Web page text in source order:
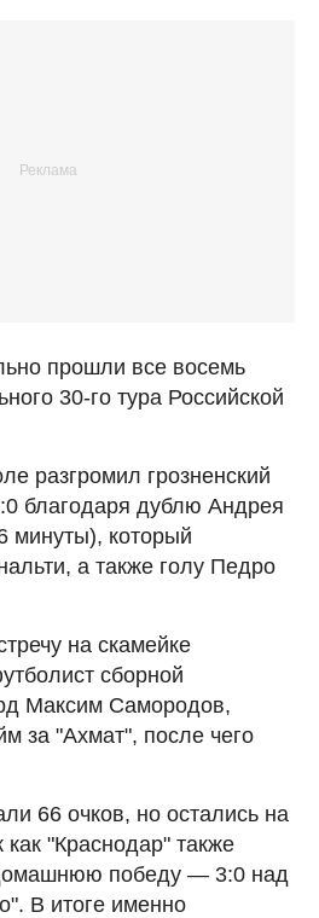
прошли все восемь
30-го тура Российской
разгромил грозненский
благодаря дублю Андрея
минуты), который
а также голу Педро
на скамейке
сборной
Максим Самородов,
за "Ахмат", после чего
66 очков, но остались на
как "Краснодар" также
победу — 3:0 над
В итоге именно